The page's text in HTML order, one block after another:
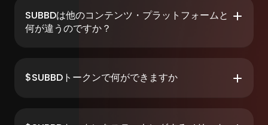
SUBBDは他のコンテンツ・プラットフォームと
何が違うのですか？
$SUBBDトークンで何ができますか